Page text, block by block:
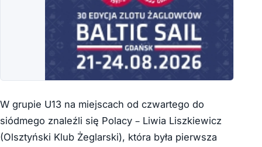
W grupie U13 na miejscach od czwartego do
siódmego znaleźli się Polacy – Liwia Liszkiewicz
(Olsztyński Klub Żeglarski), która była pierwsza